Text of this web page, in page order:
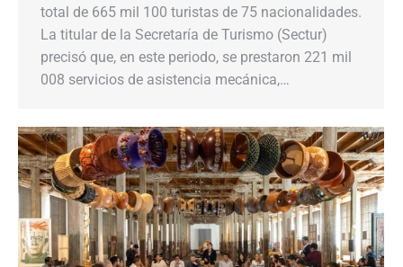
total de 665 mil 100 turistas de 75 nacionalidades.
La titular de la Secretaría de Turismo (Sectur)
precisó que, en este periodo, se prestaron 221 mil
008 servicios de asistencia mecánica,…